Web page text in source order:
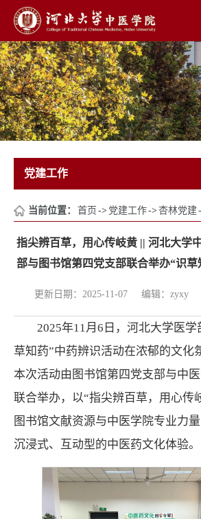
党建工作
当前位置： 首页 -> 党建工作->杏林党建
指尖辨百草，用心传岐黄 || 河北大学
部与图书馆第四党支部联合举办“识
更新日期：2025-11-07 编辑：zyxy
2025年11月6日，河北大学医学
草知药”中药辨识活动在浓郁的文化
本次活动由图书馆第四党支部与中
联合举办，以“指尖辨百草，用心传
图书馆文献资源与中医学院专业力
沉浸式、互动型的中医药文化体验。